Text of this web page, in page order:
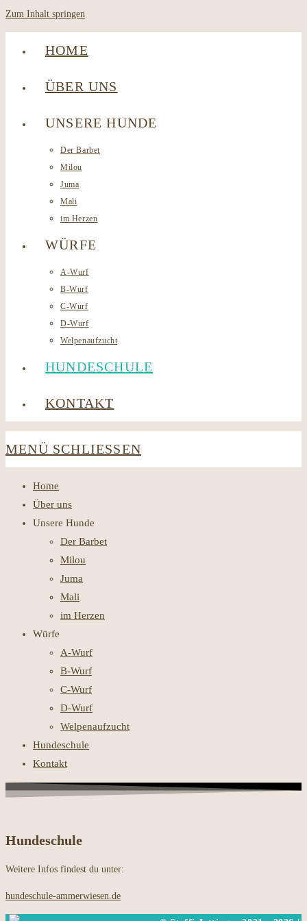
Zum Inhalt springen
HOME
ÜBER UNS
UNSERE HUNDE
Der Barbet
Milou
Juma
Mali
im Herzen
WÜRFE
A-Wurf
B-Wurf
C-Wurf
D-Wurf
Welpenaufzucht
HUNDESCHULE
KONTAKT
MENÜ SCHLIESSEN
Home
Über uns
Unsere Hunde
Der Barbet
Milou
Juma
Mali
im Herzen
Würfe
A-Wurf
B-Wurf
C-Wurf
D-Wurf
Welpenaufzucht
Hundeschule
Kontakt
Hundeschule
Weitere Infos findest du unter:
hundeschule-ammerwiesen.de